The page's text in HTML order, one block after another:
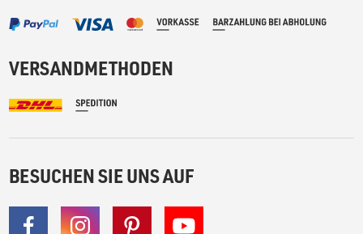
VERSANDMETHODEN
BESUCHEN SIE UNS AUF